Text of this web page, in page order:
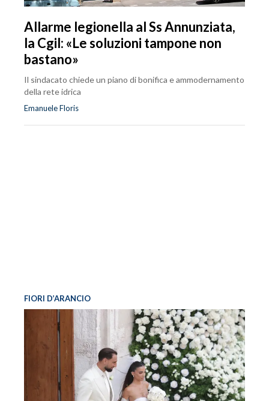
Allarme legionella al Ss Annunziata,
la Cgil: «Le soluzioni tampone non
bastano»
Il sindacato chiede un piano di bonifica e ammodernamento
della rete idrica
Emanuele Floris
FIORI D’ARANCIO